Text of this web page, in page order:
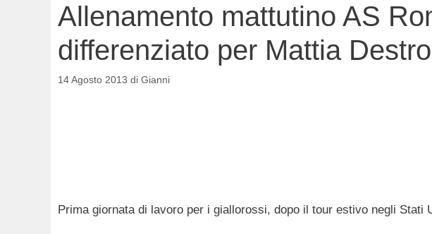
Allenamento mattutino AS
differenziato per Mattia Destro
14 Agosto 2013 di Gianni
Prima giornata di lavoro per i giallorossi, dopo il tour estivo negli Stati